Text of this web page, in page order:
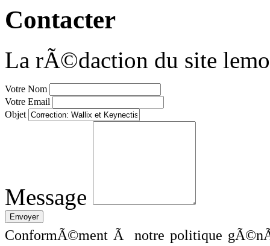
Contacter
La rÃ©daction du site
Votre Nom
Votre Email
Objet
Message
ConformÃ©ment Ã notre politique